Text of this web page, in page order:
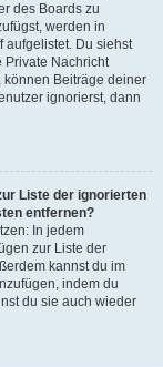
des Boards zu
werden in
aufgelistet. Du siehst
Private Nachricht
können Beiträge deiner
ignorierst, dann
Liste der ignorierten
entfernen?
In jedem
zur Liste der
kannst du im
indem du
du sie auch wieder